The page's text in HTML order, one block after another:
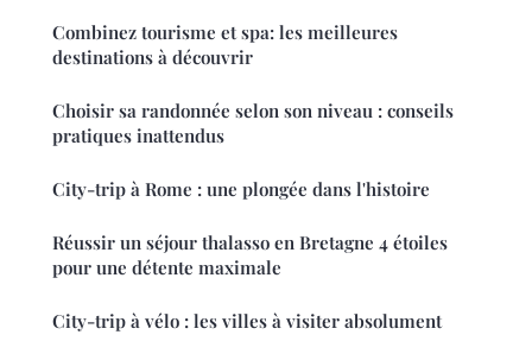
Combinez tourisme et spa: les meilleures
destinations à découvrir
Choisir sa randonnée selon son niveau : conseils
pratiques inattendus
City-trip à Rome : une plongée dans l'histoire
Réussir un séjour thalasso en Bretagne 4 étoiles
pour une détente maximale
City-trip à vélo : les villes à visiter absolument